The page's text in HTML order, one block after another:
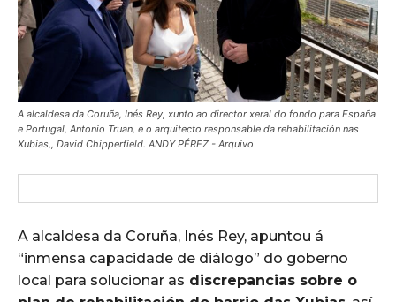
A alcaldesa da Coruña, Inés Rey, xunto ao director xeral do fondo para España
e Portugal, Antonio Truan, e o arquitecto responsable da rehabilitación nas
Xubias,, David Chipperfield. ANDY PÉREZ - Arquivo
A alcaldesa da Coruña, Inés Rey, apuntou á
“inmensa capacidade de diálogo” do goberno
local para solucionar as discrepancias sobre o